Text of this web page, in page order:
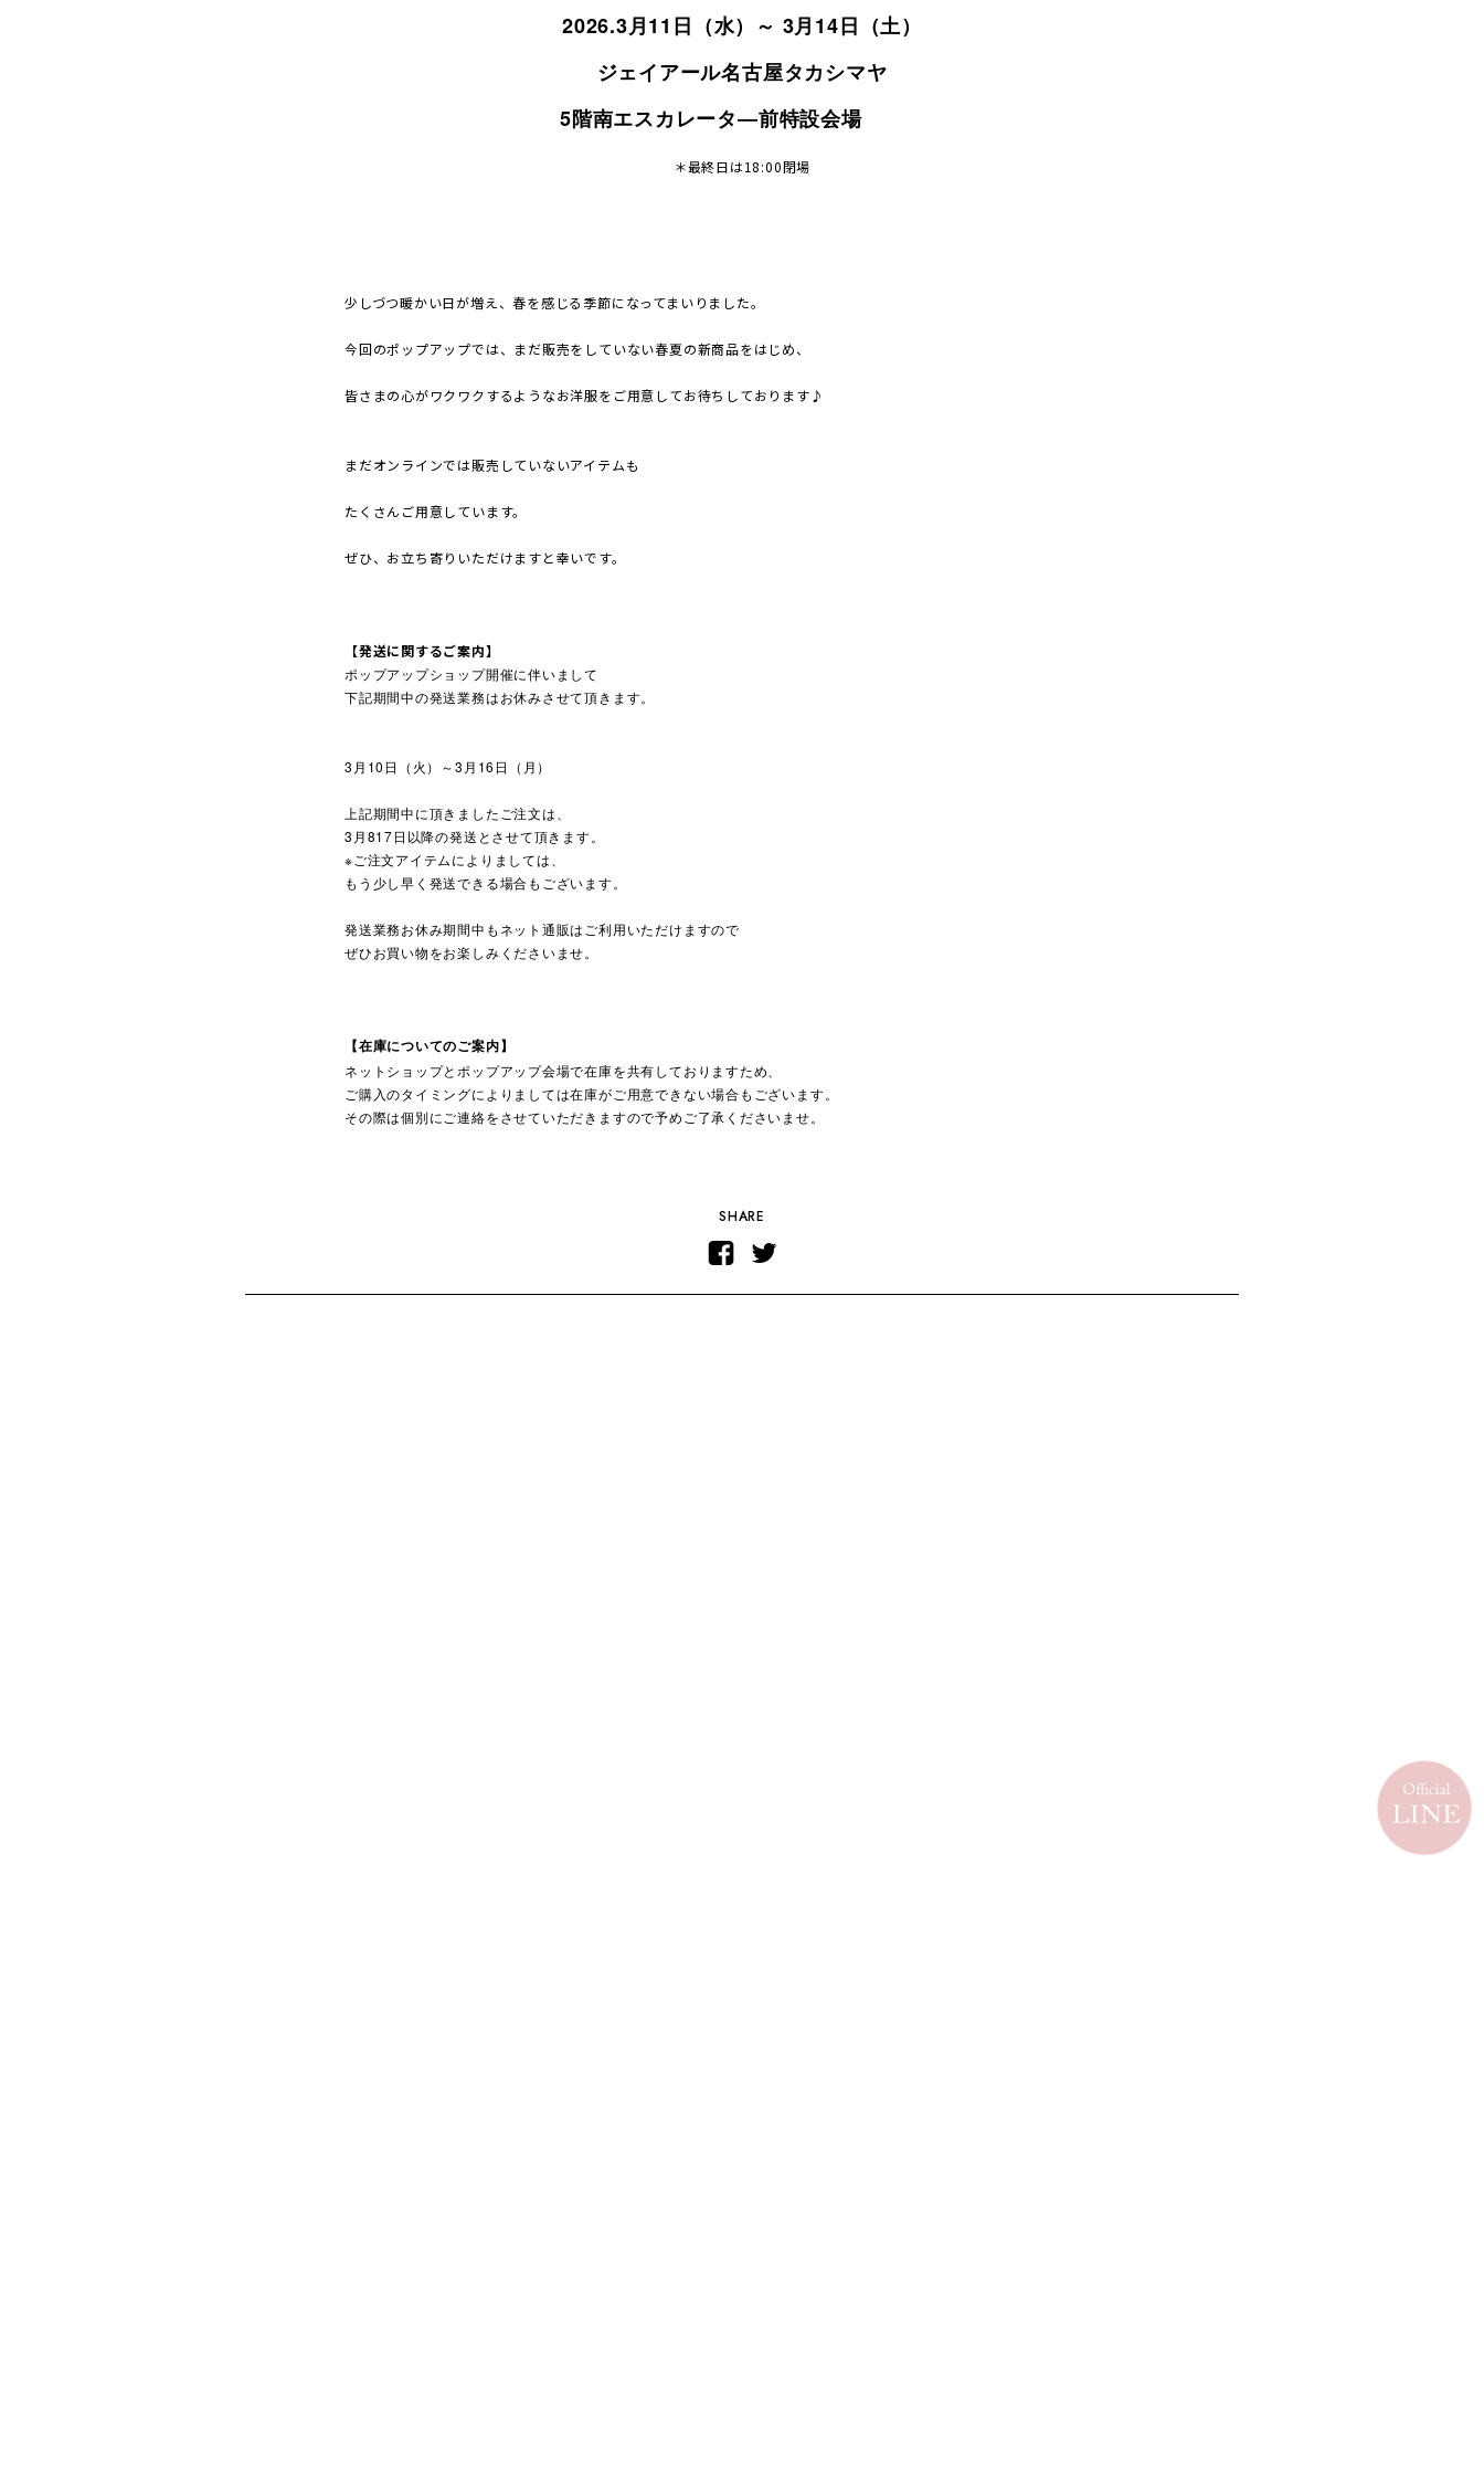
2026.3月11日（水）～ 3月14日（土）
ジェイアール名古屋タカシマヤ
5階南エスカレータ―前特設会場
＊最終日は18:00閉場
少しづつ暖かい日が増え、春を感じる季節になってまいりました。
今回のポップアップでは、まだ販売をしていない春夏の新商品をはじめ、
皆さまの心がワクワクするようなお洋服をご用意してお待ちしております♪
まだオンラインでは販売していないアイテムも
たくさんご用意しています。
ぜひ、お立ち寄りいただけますと幸いです。
【発送に関するご案内】
ポップアップショップ開催に伴いまして
下記期間中の発送業務はお休みさせて頂きます。
3月10日（火）～3月16日（月）
上記期間中に頂きましたご注文は、
3月817日以降の発送とさせて頂きます。
※ご注文アイテムによりましては、
もう少し早く発送できる場合もございます。
発送業務お休み期間中もネット通販はご利用いただけますので
ぜひお買い物をお楽しみくださいませ。
【在庫についてのご案内 】
ネットショップとポップアップ会場で在庫を共有しておりますため、
ご購入のタイミングによりましては在庫がご用意できない場合もございます。
その際は個別にご連絡をさせていただきますので予めご了承くださいませ。
SHARE